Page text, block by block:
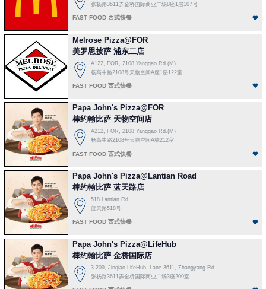
张杨路3611弄金桥国际商业广场8座1层107号
FAST FOOD 西式快餐
Melrose Pizza@FOR
美罗思披萨 浦东二店
A122, FOR, 2108 Yanggao Rd.(M)
杨高中路2108号天物空间A座1层122室
FAST FOOD 西式快餐
Papa John's Pizza@FOR
棒约翰比萨 天物空间店
A212, FOR, 2108 Yanggao Rd.(M)
杨高中路2108号天物空间A栋212室
FAST FOOD 西式快餐
Papa John's Pizza@Lantian Road
棒约翰比萨 蓝天路店
518 Lantian Rd.
蓝天路518号
FAST FOOD 西式快餐
Papa John's Pizza@LifeHub
棒约翰比萨 金桥国际店
3-209, Jinqiao LifeHub, Lane 3611, Zhangyang Rd.
张杨路3611弄金桥国际商业广场3座209室